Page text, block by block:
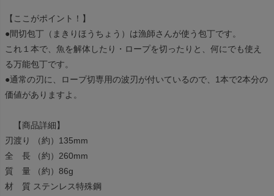
【ここがポイント！】
●間切包丁（まきりほうちょう）は漁師さんが使う包丁です。
これ１本で、魚を解体したり・ロープを切ったりと、何にでも使え
る万能包丁です。
●通常の刃に、ロープ切専用の波刃が付いているので、1本で2本分の
価値がありますよ。
【商品詳細】
刃渡り （約）135mm
全 長 （約）260mm
質 量 （約）86g
材 質 ステンレス特殊鋼